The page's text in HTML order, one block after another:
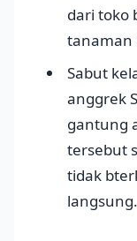
dari toko
tanaman
Sabut
anggrek
gantung
tersebut
tidak
langsung.